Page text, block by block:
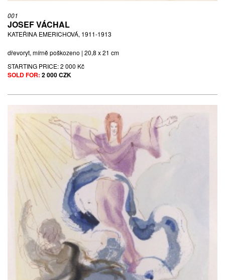
001
JOSEF VÁCHAL
KATEŘINA EMERICHOVÁ, 1911-1913
dřevoryt, mírně poškozeno | 20,8 x 21 cm
STARTING PRICE:2 000 Kč
SOLD FOR: 2 000 CZK